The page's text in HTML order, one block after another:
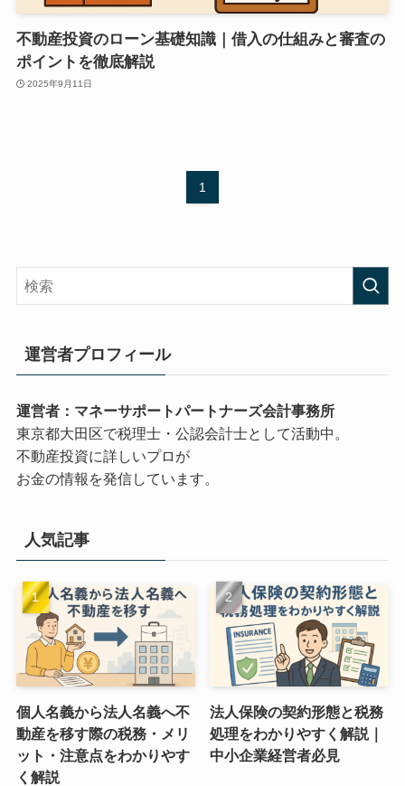
不動産投資のローン基礎知識｜借入の仕組みと審査の
ポイントを徹底解説
2025年9月11日
1
運営者プロフィール
運営者：マネーサポートパートナーズ会計事務所
東京都大田区で税理士・公認会計士として活動中。
不動産投資に詳しいプロが
お金の情報を発信しています。
人気記事
個人名義から法人名義へ不
動産を移す際の税務・メリ
ット・注意点をわかりやす
く解説
法人保険の契約形態と税務
処理をわかりやすく解説｜
中小企業経営者必見